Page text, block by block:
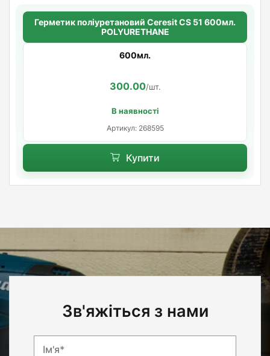
Герметик поліуретановий Ceresit CS 51 600мл.
POLYURETHANE
600мл.
300.00/шт.
В наявності
Артикул: 268595
Купити
Зв'яжіться з нами
Ім'я*